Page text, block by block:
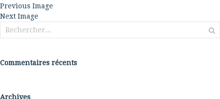
Previous Image
Next Image
Rechercher :
Commentaires récents
Archives